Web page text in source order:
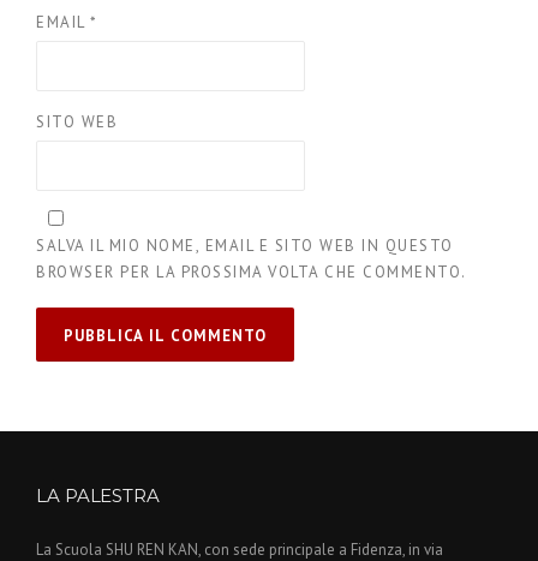
EMAIL *
SITO WEB
SALVA IL MIO NOME, EMAIL E SITO WEB IN QUESTO
BROWSER PER LA PROSSIMA VOLTA CHE COMMENTO.
LA PALESTRA
La Scuola SHU REN KAN, con sede principale a Fidenza, in via